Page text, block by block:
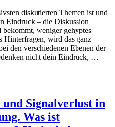
diskutierten Themen ist und
Eindruck – die Diskussion
bekommt, weniger gehyptes
Hinterfragen, wird das ganz
den verschiedenen Ebenen der
nicht dein Eindruck, …
Das
und Signalverlust in
Was ist